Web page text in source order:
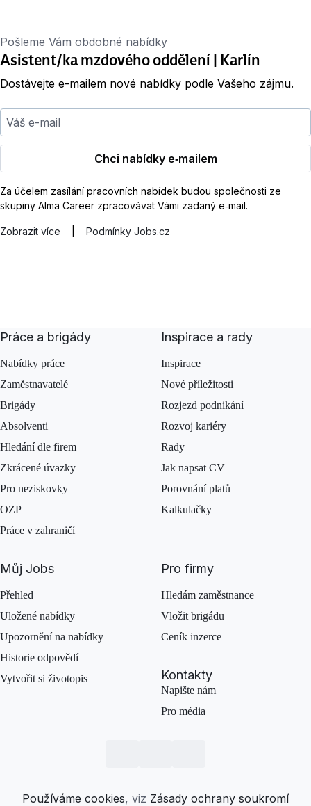
Pošleme Vám obdobné nabídky
Asistent/ka mzdového oddělení | Karlín
Dostávejte e-mailem nové nabídky podle Vašeho zájmu.
Váš e-mail
Chci nabídky e‑mailem
Za účelem zasílání pracovních nabídek budou společnosti ze
skupiny Alma Career zpracovávat Vámi zadaný e‑mail.
Zobrazit více Podmínky Jobs.cz
Práce a brigády
Nabídky práce
Zaměstnavatelé
Brigády
Absolventi
Hledání dle firem
Zkrácené úvazky
Pro neziskovky
OZP
Práce v zahraničí
Inspirace a rady
Inspirace
Nové příležitosti
Rozjezd podnikání
Rozvoj kariéry
Rady
Jak napsat CV
Porovnání platů
Kalkulačky
Můj Jobs
Přehled
Uložené nabídky
Upozornění na nabídky
Historie odpovědí
Vytvořit si životopis
Pro firmy
Hledám zaměstnance
Vložit brigádu
Ceník inzerce
Kontakty
Napište nám
Pro média
Používáme cookies, viz Zásady ochrany soukromí